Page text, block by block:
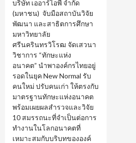
บริษัท เออาร์ไอพี จำกัด
(มหาชน) จับมือสถาบันวิจัย
พัฒนา และสาธิตการศึกษา
มหาวิทยาลัย
ศรีนครินทรวิโรฒ จัดเสวนา
วิชาการ “ทักษะแห่ง
อนาคต” นำพาองค์กรไทยอยู่
รอดในยุค New Normal รับ
คนใหม่ ปรับคนเก่า ให้ตรงกับ
มาตรฐานทักษะแห่งอนาคต
พร้อมเผยผลสำรวจและวิจัย
10 สมรรถนะที่จำเป็นต่อการ
ทำงานในโลกอนาคตที่
เหมาะสมกับบริบทขององค์